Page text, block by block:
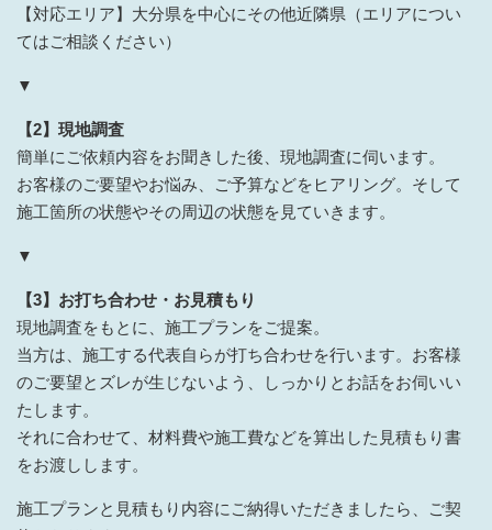
【対応エリア】大分県を中心にその他近隣県（エリアについ
てはご相談ください）
▼
【2】現地調査
簡単にご依頼内容をお聞きした後、現地調査に伺います。
お客様のご要望やお悩み、ご予算などをヒアリング。そして
施工箇所の状態やその周辺の状態を見ていきます。
▼
【3】お打ち合わせ・お見積もり
現地調査をもとに、施工プランをご提案。
当方は、施工する代表自らが打ち合わせを行います。お客様
のご要望とズレが生じないよう、しっかりとお話をお伺いい
たします。
それに合わせて、材料費や施工費などを算出した見積もり書
をお渡しします。
施工プランと見積もり内容にご納得いただきましたら、ご契